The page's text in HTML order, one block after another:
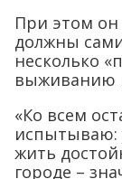
При этом он
должны
несколько
выживанию
«Ко всем
испытываю:
жить
городе –